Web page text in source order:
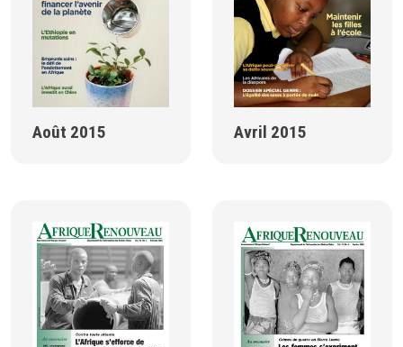
Août 2015 Avril 2015